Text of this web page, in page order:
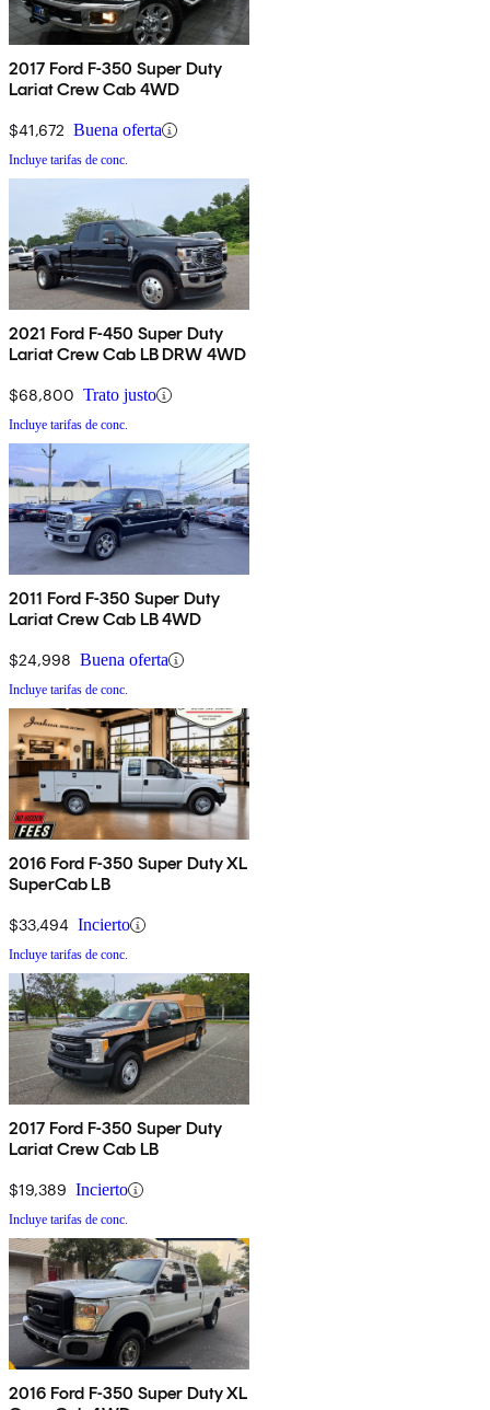
2017 Ford F-350 Super Duty
Lariat Crew Cab 4WD
$41,672 Buena oferta
Incluye tarifas de conc.
2021 Ford F-450 Super Duty
Lariat Crew Cab LB DRW 4WD
$68,800 Trato justo
Incluye tarifas de conc.
2011 Ford F-350 Super Duty
Lariat Crew Cab LB 4WD
$24,998 Buena oferta
Incluye tarifas de conc.
2016 Ford F-350 Super Duty XL
SuperCab LB
$33,494 Incierto
Incluye tarifas de conc.
2017 Ford F-350 Super Duty
Lariat Crew Cab LB
$19,389 Incierto
Incluye tarifas de conc.
2016 Ford F-350 Super Duty XL